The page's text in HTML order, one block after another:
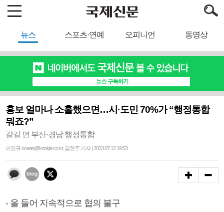
뉴스 스포츠·연예 오피니언 동영상
홍보 얼마나 소홀했으면…시·도민 70%가 “행정통합
뭐죠?”
갈길 먼 부산·경남 행정통합
이진규 ocean@kookje.co.kr, 김현주 기자 | 2023.07.12 19:53
- 올 들어 지속적으로 협의 불구